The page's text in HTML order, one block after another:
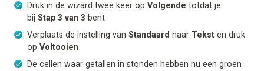
Druk in de wizard twee keer op Volgende totdat je
bij Stap 3 van 3 bent
Verplaats de instelling van Standaard naar Tekst en druk
op Voltooien
De cellen waar getallen in stonden hebben nu een groen